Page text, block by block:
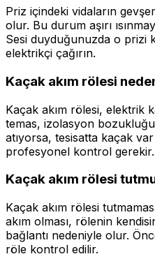
Priz içindeki vidaların
olur. Bu durum aşırı
Sesi duyduğunuzda o prizi
elektrikçi çağırın.
Kaçak akım rölesi
Kaçak akım rölesi, elektrik
temas, izolasyon
atıyorsa, tesisatta kaçak
profesyonel kontrol gerekir.
Kaçak akım rölesi
Kaçak akım rölesi
akım olması, rölenin
bağlantı nedeniyle olur.
röle kontrol edilir.